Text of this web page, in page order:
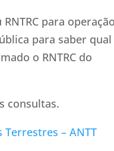
para
para saber
o RNTRC do
consultas.
– ANTT